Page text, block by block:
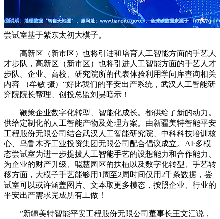
尝试室基于紫东太初大模子。
高新区（新市区）也将引进和培育人工智能方面的手艺人
才步队，高新区（新市区）也将引进人工智能方面的手艺人才
步队。企业、高校、研究院所的代表体验利用学问库查询相关
内容 （牟敏 摄）“好比我们的平安出产系统，武汉人工智能研
究院院长帮理、创投总监刘昊暗示！
鞭策企业数字化转型、智能化成长。都供给了新的动力。
供给定制化的人工智能产物及处理方案。由新疆美特智能平安
工程股份无限公司结合武汉人工智能研究院、中科科技培训核
心、乌鲁木齐工业投资集团无限公司配合倡议成立。AI·多模
态尝试室为进一步提拔人工智能手艺的设想能力和合作能力、
为企业的财产升级、聪慧园区的扶植以及数字化转型、手艺转
移方面，大模子手艺能够用1周至2周时间仅用2千条数据，尝
试室可以或许涵盖图片、文本取更多模态，按照企业、行业的
平安出产需求完成所有工做！
”新疆美特智能平安工程股份无限公司董事长王文江说，